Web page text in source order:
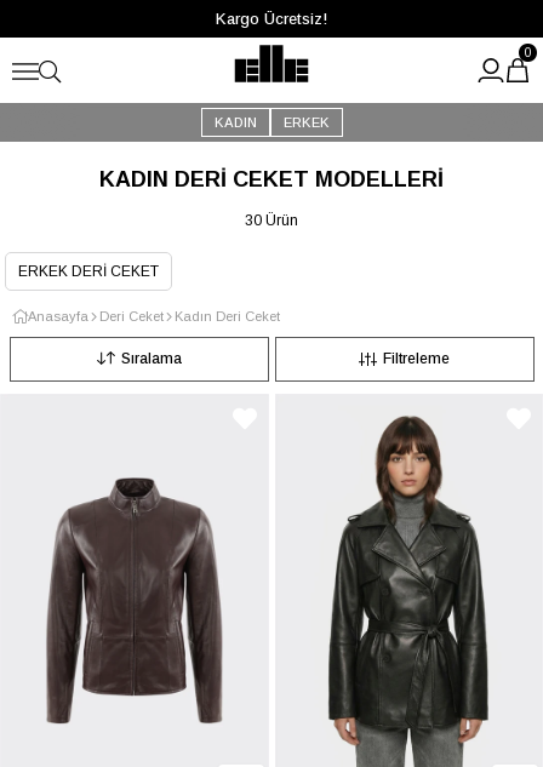
Kargo Ücretsiz!
KADIN ERKEK
0
KADIN DERİ CEKET MODELLERİ
30 Ürün
ERKEK DERİ CEKET
Anasayfa Deri Ceket Kadın Deri Ceket
Filtreleme
Sıralama